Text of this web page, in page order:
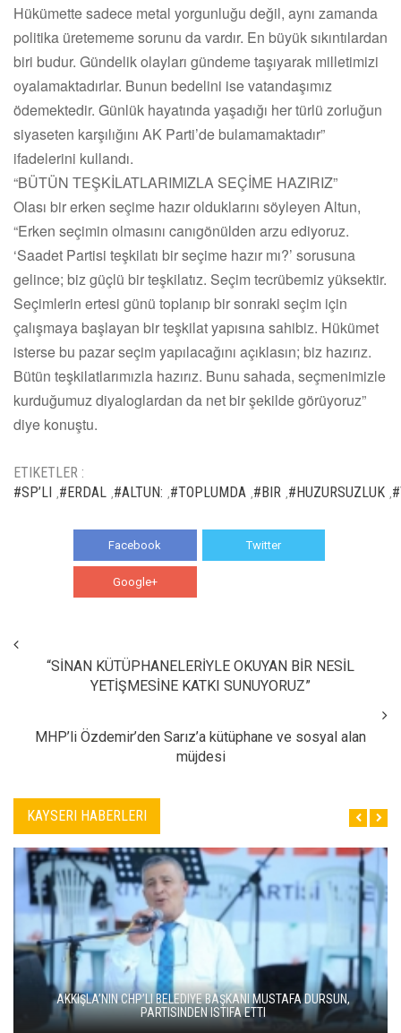
Hükümette sadece metal yorgunluğu değil, aynı zamanda
politika üretememe sorunu da vardır. En büyük sıkıntılardan
biri budur. Gündelik olayları gündeme taşıyarak milletimizi
oyalamaktadırlar. Bunun bedelini ise vatandaşımız
ödemektedir. Günlük hayatında yaşadığı her türlü zorluğun
siyaseten karşılığını AK Parti’de bulamamaktadır”
ifadelerini kullandı.
“BÜTÜN TEŞKİLATLARIMIZLA SEÇİME HAZIRIZ”
Olası bir erken seçime hazır olduklarını söyleyen Altun,
“Erken seçimin olmasını canıgönülden arzu ediyoruz.
‘Saadet Partisi teşkilatı bir seçime hazır mı?’ sorusuna
gelince; biz güçlü bir teşkilatız. Seçim tecrübemiz yüksektir.
Seçimlerin ertesi günü toplanıp bir sonraki seçim için
çalışmaya başlayan bir teşkilat yapısına sahibiz. Hükümet
isterse bu pazar seçim yapılacağını açıklasın; biz hazırız.
Bütün teşkilatlarımızla hazırız. Bunu sahada, seçmenimizle
kurduğumuz diyaloglardan da net bir şekilde görüyoruz”
diye konuştu.
ETIKETLER :
#SP’LI #ERDAL #ALTUN: #TOPLUMDA #BIR #HUZURSUZLUK
Facebook Twitter
Google+
“SİNAN KÜTÜPHANELERİYLE OKUYAN BİR NESİL
YETİŞMESİNE KATKI SUNUYORUZ”
MHP’li Özdemir’den Sarız’a kütüphane ve sosyal alan
müjdesi
KAYSERI HABERLERI
AKKIŞLA’NIN CHP’LI BELEDIYE BAŞKANI MUSTAFA DURSUN,
PARTISINDEN ISTIFA ETTI